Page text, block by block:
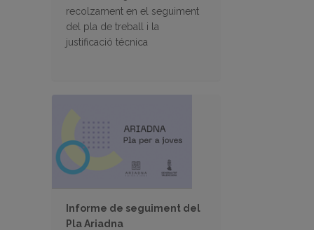
recolzament en el seguiment
del pla de treball i la
justificació técnica
Informe de seguiment del
Pla Ariadna